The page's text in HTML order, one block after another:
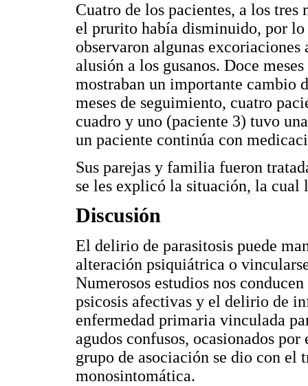
Cuatro de los pacientes, a los tres
el prurito había disminuido, por lo
observaron algunas excoriaciones
alusión a los gusanos. Doce
mostraban un importante cambio
meses de seguimiento, cuatro
cuadro y uno (paciente 3) tuvo
un paciente continúa con
Sus parejas y familia fueron
se les explicó la situación, la cual
Discusión
El delirio de parasitosis puede
alteración psiquiátrica o
Numerosos estudios nos
psicosis afectivas y el delirio de
enfermedad primaria vinculada
agudos confusos, ocasionados
grupo de asociación se dio con el
monosintomática.